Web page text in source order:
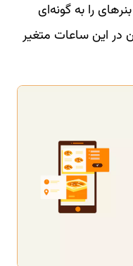
را به گونه‌ای
در این ساعات متغیر